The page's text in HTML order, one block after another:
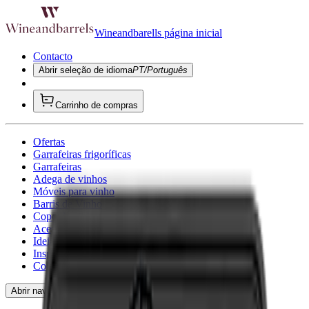
Wineandbarells página inicial
Contacto
Abrir seleção de idiomaPT/Português
Carrinho de compras
Ofertas
Garrafeiras frigoríficas
Garrafeiras
Adega de vinhos
Móveis para vinho
Barris de Vinho
Copo de vinho
Acessórios para vinho
Ideias de presentes
Inspirador
Consultoria
Abrir navegação